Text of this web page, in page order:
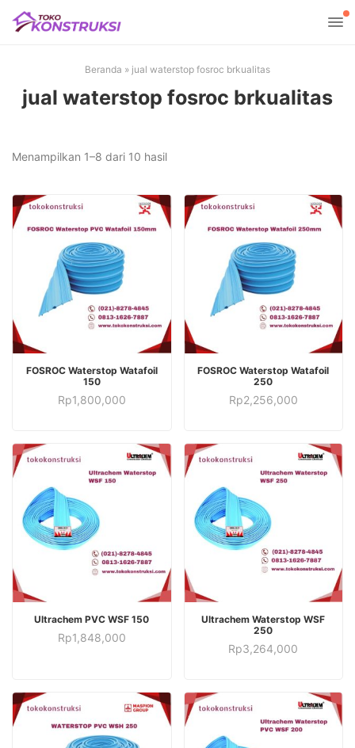
Beranda » jual waterstop fosroc brkualitas
jual waterstop fosroc brkualitas
Menampilkan 1–8 dari 10 hasilDiurutkan
yang
terbaru
TAMBAH KE KERANJANG
FOSROC Waterstop Watafoil
150
Rp1,800,000
TAMBAH KE KERANJANG
FOSROC Waterstop Watafoil
250
Rp2,256,000
TAMBAH KE KERANJANG
Ultrachem PVC WSF 150
Rp1,848,000
TAMBAH KE KERANJANG
Ultrachem Waterstop WSF
250
Rp3,264,000